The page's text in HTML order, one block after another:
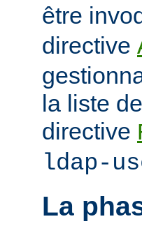
être
directive
la liste
directive
ldap-
La